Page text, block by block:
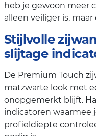
heb je gewoon meer
alleen veiliger is,
Stijlvolle
slijtage
De Premium Touch
matzwarte look met
onopgemerkt blijft.
indicatoren waarmee
profieldiepte